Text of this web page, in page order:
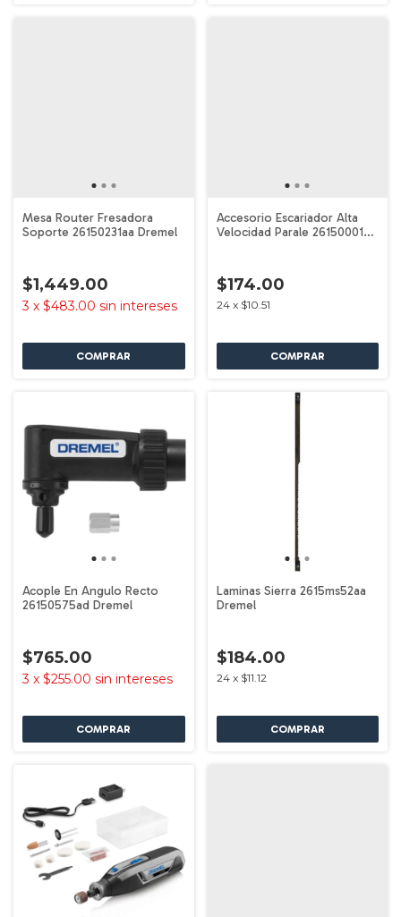
Mesa Router Fresadora
Soporte 26150231aa Dremel
$1,449.00
3 x $483.00 sin intereses
Accesorio Escariador Alta
Velocidad Parale 2615000193
$174.00
24 x $10.51
Acople En Angulo Recto
26150575ad Dremel
$765.00
3 x $255.00 sin intereses
Laminas Sierra 2615ms52aa
Dremel
$184.00
24 x $11.12